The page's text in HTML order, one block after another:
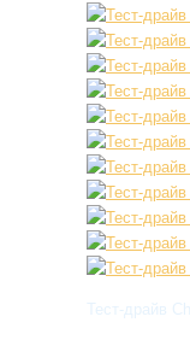
Тест-драйв